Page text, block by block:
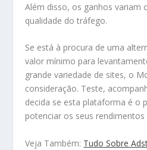
Além disso, os ganhos variam
qualidade do tráfego.
Se está à procura de uma
valor mínimo para
grande variedade de sites, o
consideração. Teste,
decida se esta plataforma é o
potenciar os seus rendimentos
Veja Também: Tudo Sobre